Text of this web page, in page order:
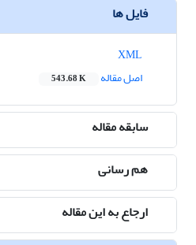
فایل ها
اصل مقاله
543.68 K
سابقه مقاله
هم رسانی
ارجاع به این مقاله